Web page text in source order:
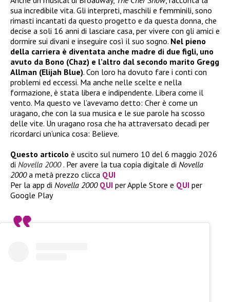
sua incredibile vita. Gli interpreti, maschili e femminili, sono
rimasti incantati da questo progetto e da questa donna, che
decise a soli 16 anni di lasciare casa, per vivere con gli amici e
dormire sui divani e inseguire così il suo sogno. Nel pieno
della carriera è diventata anche madre di due figli, uno
avuto da Bono (Chaz) e l’altro dal secondo marito Gregg
Allman (Elijah Blue). Con loro ha dovuto fare i conti con
problemi ed eccessi. Ma anche nelle scelte e nella
formazione, è stata libera e indipendente. Libera come il
vento. Ma questo ve l’avevamo detto: Cher è come un
uragano, che con la sua musica e le sue parole ha scosso
delle vite. Un uragano rosa che ha attraversato decadi per
ricordarci un’unica cosa: Believe.
Questo articolo è uscito sul numero 10 del 6 maggio 2026
di Novella 2000. Per avere la tua copia digitale di Novella
2000a metà prezzo clicca QUI
Per la app di Novella 2000 QUI per Apple Store e QUI per
Google Play